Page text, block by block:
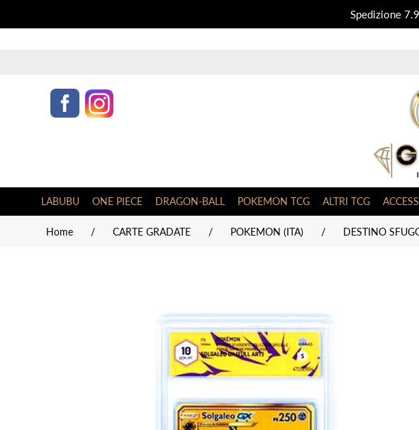
Spedizione
LABUBU ONE PIECE DRAGON-BALL POKEMON TCG ALTRI TCG
Home / CARTE GRADATE / POKEMON (ITA) / DESTINO